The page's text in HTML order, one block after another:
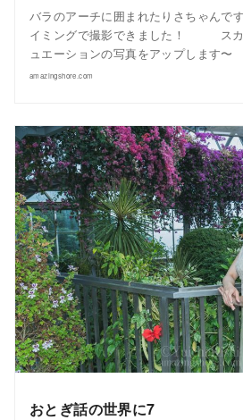
バラのアーチに囲まれたりさちゃんで
イミングで撮影できました！ スカ
ュエーションの写真をアップします〜
amazingshore.com
おとぎ話の世界に7